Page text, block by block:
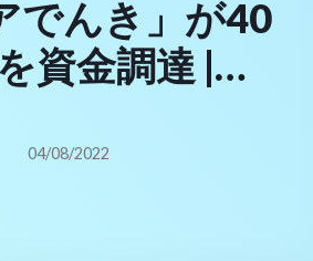
でんき」が40
資金調達 |
04/08/2022